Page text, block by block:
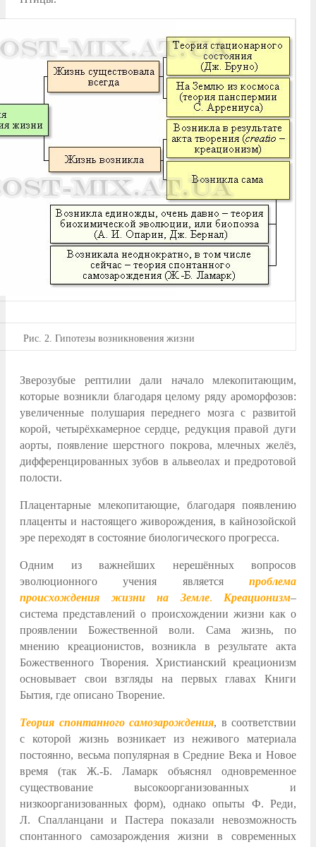
Рис. 2. Гипотезы возникновения жизни
Зверозубые рептилии дали начало млекопитающим,
которые возникли благодаря целому ряду ароморфозов:
увеличенные полушария переднего мозга с развитой
корой, четырёхкамерное сердце, редукция правой дуги
аорты, появление шерстного покрова, млечных желёз,
дифференцированных зубов в альвеолах и предротовой
полости.
Плацентарные млекопитающие, благодаря появлению
плаценты и настоящего живорождения, в кайнозойской
эре переходят в состояние биологического прогресса.
Одним из важнейших нерешённых вопросов
эволюционного учения является проблема
происхождения жизни на Земле. Креационизм–
система представлений о происхождении жизни как о
проявлении Божественной воли. Сама жизнь, по
мнению креационистов, возникла в результате акта
Божественного Творения. Христианский креационизм
основывает свои взгляды на первых главах Книги
Бытия, где описано Творение.
Теория спонтанного самозарождения, в соответствии
с которой жизнь возникает из неживого материала
постоянно, весьма популярная в Средние Века и Новое
время (так Ж.-Б. Ламарк объяснял одновременное
существование высокоорганизованных и
низкоорганизованных форм), однако опыты Ф. Реди,
Л. Спалланцани и Пастера показали невозможность
спонтанного самозарождения жизни в современных